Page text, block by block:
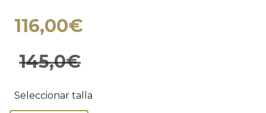
116,00€
145,0€
Seleccionar talla